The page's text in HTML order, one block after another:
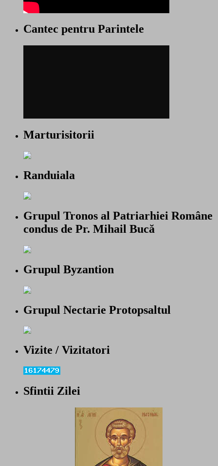
Cantec pentru Parintele
Marturisitorii
Randuiala
Grupul Tronos al Patriarhiei Române
condus de Pr. Mihail Bucă
Grupul Byzantion
Grupul Nectarie Protopsaltul
Vizite / Vizitatori
Sfintii Zilei